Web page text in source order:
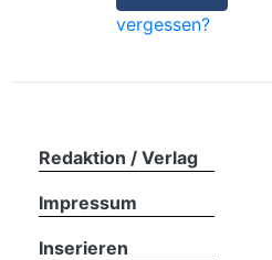
Paper
App
vergessen?
Redaktion / Verlag
Impressum
Inserieren